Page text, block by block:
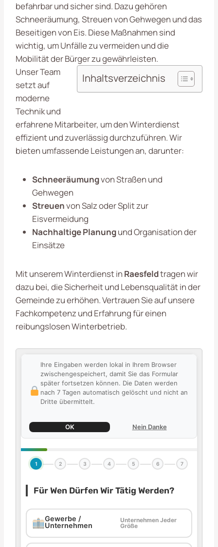
befahrbar und sicher sind. Dazu gehören
Schneeräumung, Streuen von Gehwegen und das
Beseitigen von Eis. Diese Maßnahmen sind
wichtig, um Unfälle zu vermeiden und die
Mobilität der Bürger zu gewährleisten.
Inhaltsverzeichnis
Unser Team
setzt auf
moderne
Technik und
erfahrene Mitarbeiter, um den Winterdienst
effizient und zuverlässig durchzuführen. Wir
bieten umfassende Leistungen an, darunter:
Schneeräumungvon Straßen und
Gehwegen
Streuenvon Salz oder Split zur
Eisvermeidung
Nachhaltige Planungund Organisation der
Einsätze
Mit unserem Winterdienst in Raesfeldtragen wir
dazu bei, die Sicherheit und Lebensqualität in der
Gemeinde zu erhöhen. Vertrauen Sie auf unsere
Fachkompetenz und Erfahrung für einen
reibungslosen Winterbetrieb.
Ihre Eingaben werden lokal in Ihrem Browser
zwischengespeichert, damit Sie das Formular
später fortsetzen können. Die Daten werden
nach 7 Tagen automatisch gelöscht und nicht an
Dritte übermittelt.
OK Nein Danke
1 2 3 4 5 6 7
Für Wen Dürfen Wir Tätig Werden?
Gewerbe /
Unternehmen
Unternehmen Jeder
Größe